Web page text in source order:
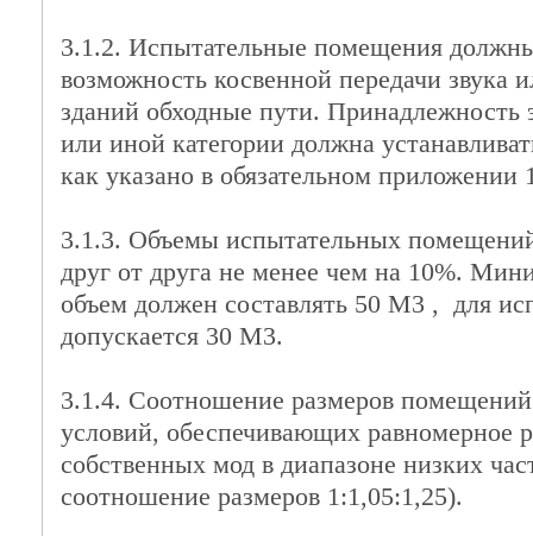
3.1.2. Испытательные помещения
возможность косвенной передачи звука
зданий обходные пути.
или иной категории должна
как указано в обязательном приложении
3.1.3. Объемы испытательных
друг от друга не менее чем на 10%.
объем должен составлять 50 М3 , для
допускается 30 М3.
3.1.4. Соотношение размеров
условий, обеспечивающих равномерное
собственных мод в диапазоне низких
соотношение размеров 1:1,05:1,25).